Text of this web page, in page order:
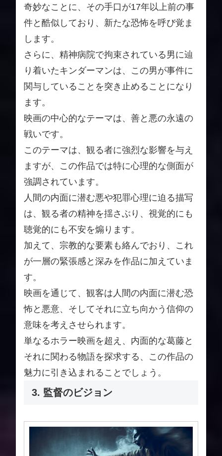
奇妙なことに、その手口が17年以上前の事
件と酷似しており、新たな恐怖を呼び覚ま
します。
さらに、精神病院で拘束されている男に辿
り着いたキンダーマンは、この男が事件に
関与していることを突き止めることになり
ます。
映画の中心的なテーマは、善と悪の永遠の
戦いです。
このテーマは、観る者に強烈な影響を与え
ますが、この作品では特に心理的な側面が
強調されています。
人間の内面に潜む悪や犯罪心理に迫る描写
は、観る者の精神を揺さぶり、視覚的にも
聴覚的にも不安を煽ります。
加えて、宗教的な要素も絡んでおり、これ
が一層の緊張感と深みを作品に加えていま
す。
映画を通じて、観客は人間の内面に潜む恐
怖と悪意、そしてそれに立ち向かう信仰の
意味を考えさせられます。
単なるホラー映画を超え、内面的な葛藤と
それに関わる物語を探求する、この作品の
魅力に引き込まれることでしょう。
3. 監督のビジョン